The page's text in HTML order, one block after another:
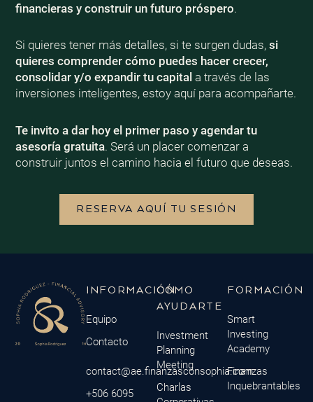
financieras y construir un futuro próspero.
Si quieres tener más detalles, si te surgen dudas, si
quieres comprender cómo puedes hacer crecer,
consolidar y/o expandir tu capital a través de las
inversiones inteligentes, estoy aquí para acompañarte.
Te invito a dar hoy el primer paso y agendar tu
asesoría gratuita. Será un placer comenzar a
construir juntos el camino hacia el futuro que deseas.
RESERVA AQUÍ TU SESIÓN
INFORMACIÓN
Equipo
Contacto
contact@ae.finanzasconsophia.com
+506 6095
CÓMO
AYUDARTE
Investment
Planning
Meeting
Charlas
FORMACIÓN
Smart
Investing
Academy
Finanzas
Inquebrantables